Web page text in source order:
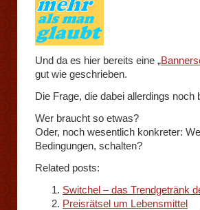
Und da es hier bereits eine „
gut wie geschrieben.
Die Frage, die dabei allerdings noch
Wer braucht so etwas?
Oder, noch wesentlich konkreter:
Bedingungen, schalten?
Related posts:
Switchel – das Trendgetränk
Preisrätsel um Lebensmittel